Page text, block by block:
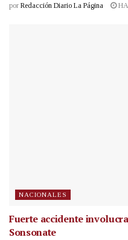
por Redacción Diario La Página
NACIONALES
Fuerte accidente
Sonsonate